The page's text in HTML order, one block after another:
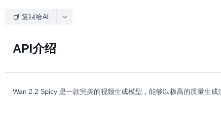
复制给AI
API介绍
Wan 2.2 Spicy 是一款完美的视频生成模型，能够以极高的质量生